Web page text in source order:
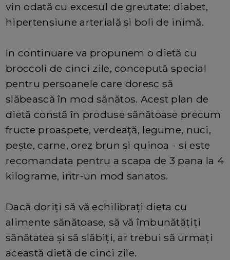
vin odată cu excesul de greutate: diabet,
hipertensiune arterială și boli de inimă.
In continuare va propunem o dietă cu
broccoli de cinci zile, concepută special
pentru persoanele care doresc să
slăbească în mod sănătos. Acest plan de
dietă constă în produse sănătoase precum
fructe proaspete, verdeață, legume, nuci,
pește, carne, orez brun și quinoa - si este
recomandata pentru a scapa de 3 pana la 4
kilograme, intr-un mod sanatos.
Dacă doriți să vă echilibrați dieta cu
alimente sănătoase, să vă îmbunătățiți
sănătatea și să slăbiți, ar trebui să urmați
această dietă de cinci zile.